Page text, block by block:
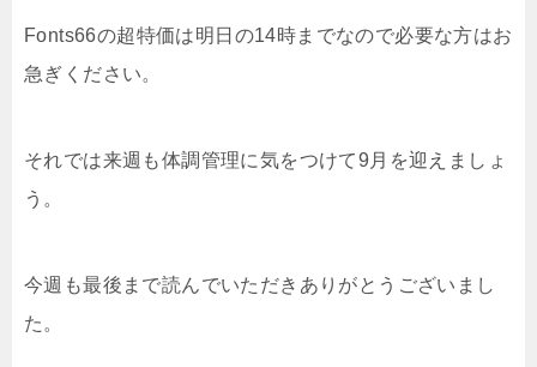
Fonts66の超特価は明日の14時までなので必要な方はお
急ぎください。
それでは来週も体調管理に気をつけて9月を迎えましょ
う。
今週も最後まで読んでいただきありがとうございまし
た。